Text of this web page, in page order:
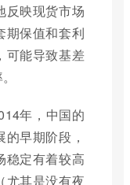
反映现货市场
期保值和套利
可能导致基差
年，中国的
早期阶段，
稳定有着较高
尤其是没有夜